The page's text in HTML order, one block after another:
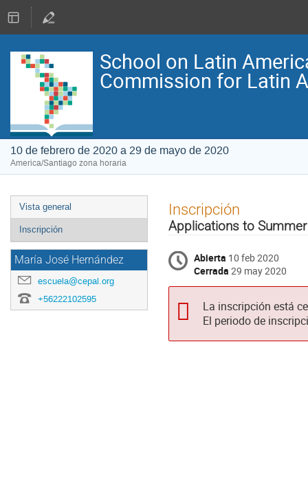
School on Latin
Commission for Latin
10 de febrero de 2020 a 29 de mayo de 2020
America/Santiago zona horaria
Event
menu
Vista general
Inscripción
María José Hernández
escuela@cepal.org
+56222102595
Inscripción
Applications to
Abierta 10 feb 2020
Cerrada 29 may 2020
La inscripción está
El periodo de